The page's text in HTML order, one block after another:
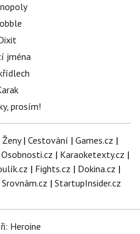
jména
prosím!
Ženy| Cestování | Games.cz |
Osobnosti.cz | Karaoketexty.cz |
| Fights.cz | Dokina.cz |
Srovnám.cz | StartupInsider.cz
Heroine